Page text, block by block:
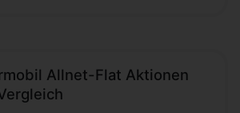
Allnet-Flat Aktionen